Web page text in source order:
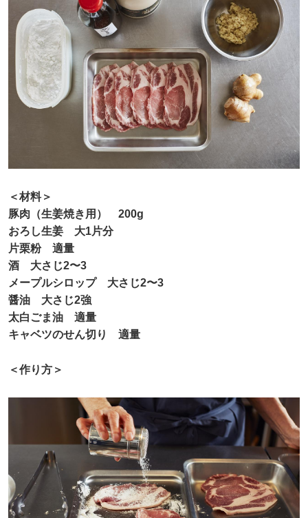
＜材料＞
豚肉（生姜焼き用） 200g
おろし生姜 大1片分
片栗粉 適量
酒 大さじ2〜3
メープルシロップ 大さじ2〜3
醤油 大さじ2強
太白ごま油 適量
キャベツのせん切り 適量
＜作り方＞